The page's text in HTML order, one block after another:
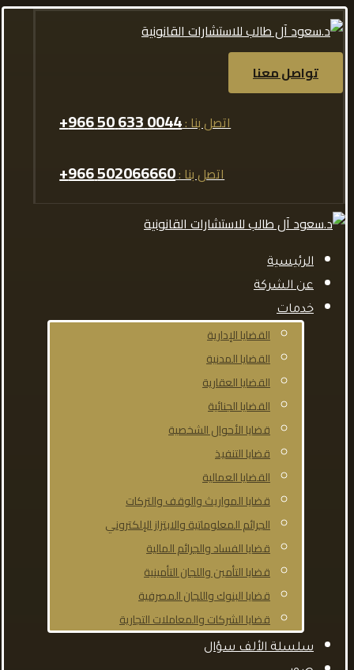
تواصل معنا
اتصل بنا :0044 633 50 966+
اتصل بنا :502066660 966+
الرئيسية
عن الشركة
خدمات
القضايا الإدارية
القضايا المدنية
القضايا العقارية
القضايا الجنائية
قضايا الأحوال الشخصية
قضايا التنفيذ
القضايا العمالية
قضايا المواريث والوقف والتركات
الجرائم المعلوماتية والابتزاز الإلكتروني
قضايا الفساد والجرائم المالية
قضايا التأمين واللجان التأمينية
قضايا البنوك واللجان المصرفية
قضايا الشركات والمعاملات التجارية
سلسلة الألف سؤال